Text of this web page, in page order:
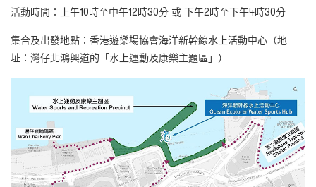
活動時間：上午10時至中午12時30分 或 下午2時至下午4時30分
集合及出發地點：香港遊樂場協會海洋新幹線水上活動中心（地
址：灣仔北鴻興道的「水上運動及康樂主題區」）